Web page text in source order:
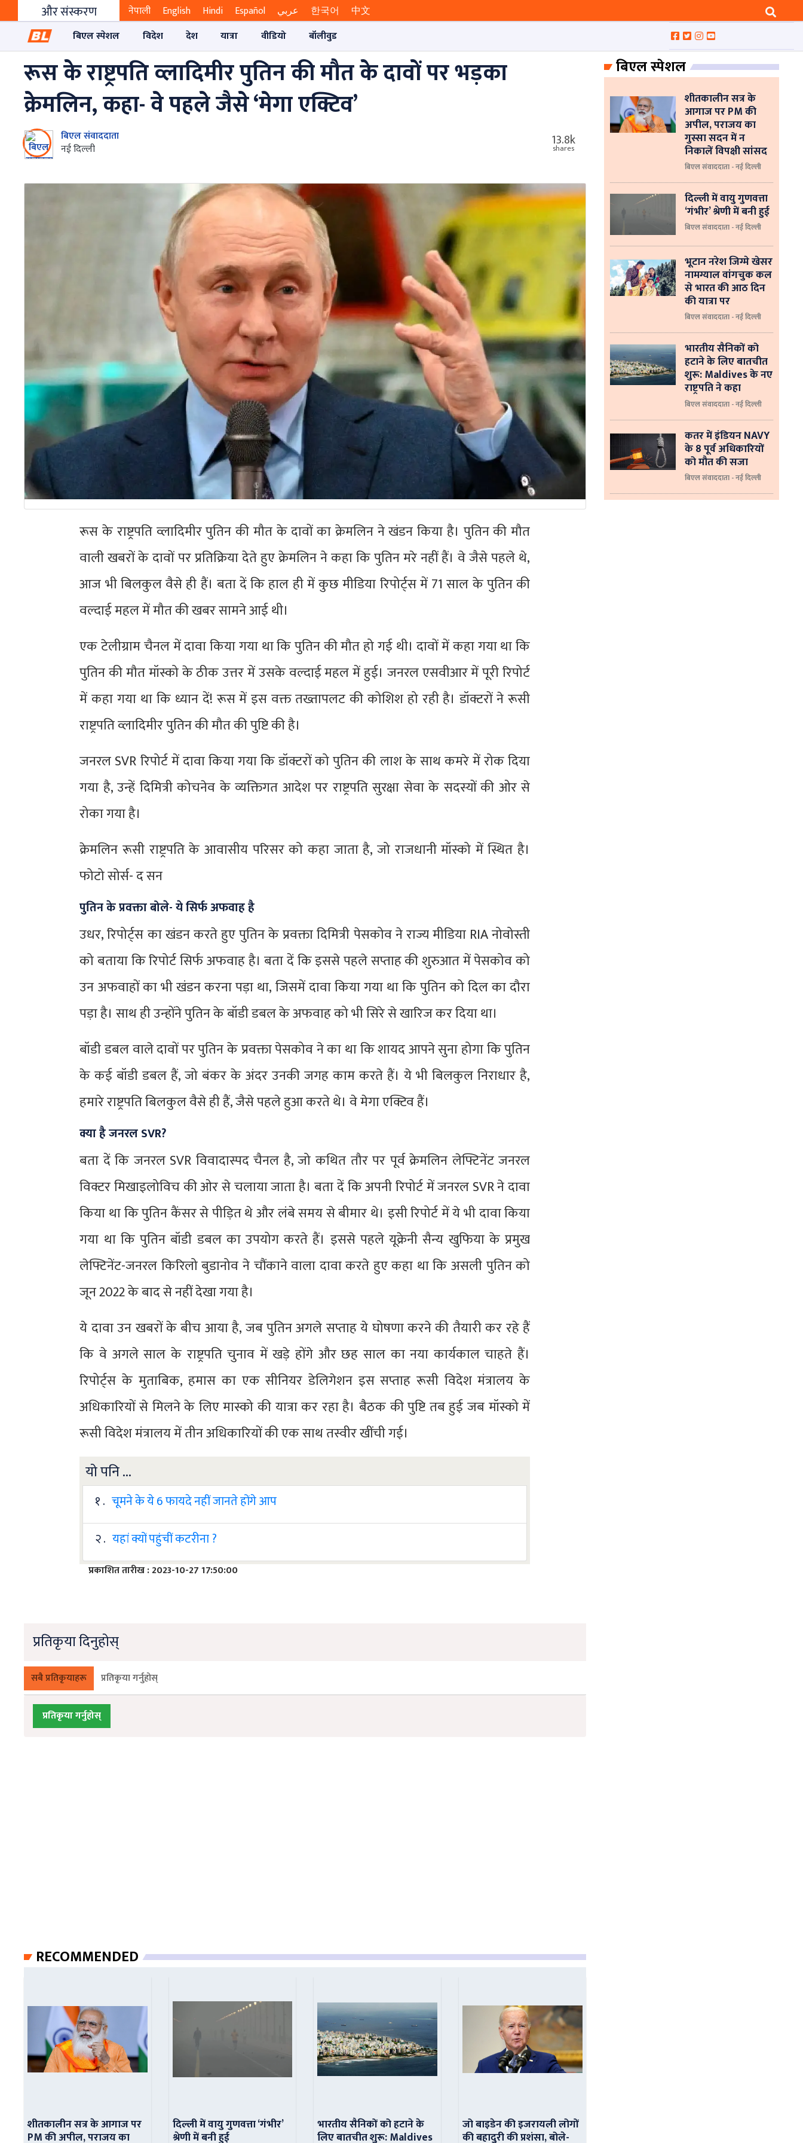
और संस्करण नेपाली English Hindi Español عربي 한국어
中文
बिएल स्पेशल
विदेश देश यात्रा वीडियो बॉलीवुड
रूस के राष्ट्रपति व्लादिमीर पुतिन की मौत के दावों पर भड़का
क्रेमलिन, कहा- वे पहले जैसे ‘मेगा एक्टिव’
बिएल संवाददाता
नई दिल्ली
13.8k
shares
रूस के राष्ट्रपति व्लादिमीर पुतिन की मौत के दावों का क्रेमलिन ने खंडन किया है। पुतिन की मौत
वाली खबरों के दावों पर प्रतिक्रिया देते हुए क्रेमलिन ने कहा कि पुतिन मरे नहीं हैं। वे जैसे पहले थे,
आज भी बिलकुल वैसे ही हैं। बता दें कि हाल ही में कुछ मीडिया रिपोर्ट्स में 71 साल के पुतिन की
वल्दाई महल में मौत की खबर सामने आई थी।
एक टेलीग्राम चैनल में दावा किया गया था कि पुतिन की मौत हो गई थी। दावों में कहा गया था कि
पुतिन की मौत मॉस्को के ठीक उत्तर में उसके वल्दाई महल में हुई। जनरल एसवीआर में पूरी रिपोर्ट
में कहा गया था कि ध्यान दें! रूस में इस वक्त तख्तापलट की कोशिश हो रही है। डॉक्टरों ने रूसी
राष्ट्रपति व्लादिमीर पुतिन की मौत की पुष्टि की है।
जनरल SVR रिपोर्ट में दावा किया गया कि डॉक्टरों को पुतिन की लाश के साथ कमरे में रोक दिया
गया है, उन्हें दिमित्री कोचनेव के व्यक्तिगत आदेश पर राष्ट्रपति सुरक्षा सेवा के सदस्यों की ओर से
रोका गया है।
क्रेमलिन रूसी राष्ट्रपति के आवासीय परिसर को कहा जाता है, जो राजधानी मॉस्को में स्थित है।
फोटो सोर्स- द सन
पुतिन के प्रवक्ता बोले- ये सिर्फ अफवाह है
उधर, रिपोर्ट्स का खंडन करते हुए पुतिन के प्रवक्ता दिमित्री पेसकोव ने राज्य मीडिया RIA नोवोस्ती
को बताया कि रिपोर्ट सिर्फ अफवाह है। बता दें कि इससे पहले सप्ताह की शुरुआत में पेसकोव को
उन अफवाहों का भी खंडन करना पड़ा था, जिसमें दावा किया गया था कि पुतिन को दिल का दौरा
पड़ा है। साथ ही उन्होंने पुतिन के बॉडी डबल के अफवाह को भी सिरे से खारिज कर दिया था।
बॉडी डबल वाले दावों पर पुतिन के प्रवक्ता पेसकोव ने का था कि शायद आपने सुना होगा कि पुतिन
के कई बॉडी डबल हैं, जो बंकर के अंदर उनकी जगह काम करते हैं। ये भी बिलकुल निराधार है,
हमारे राष्ट्रपति बिलकुल वैसे ही हैं, जैसे पहले हुआ करते थे। वे मेगा एक्टिव हैं।
क्या है जनरल SVR?
बता दें कि जनरल SVR विवादास्पद चैनल है, जो कथित तौर पर पूर्व क्रेमलिन लेफ्टिनेंट जनरल
विक्टर मिखाइलोविच की ओर से चलाया जाता है। बता दें कि अपनी रिपोर्ट में जनरल SVR ने दावा
किया था कि पुतिन कैंसर से पीड़ित थे और लंबे समय से बीमार थे। इसी रिपोर्ट में ये भी दावा किया
गया था कि पुतिन बॉडी डबल का उपयोग करते हैं। इससे पहले यूक्रेनी सैन्य खुफिया के प्रमुख
लेफ्टिनेंट-जनरल किरिलो बुडानोव ने चौंकाने वाला दावा करते हुए कहा था कि असली पुतिन को
जून 2022 के बाद से नहीं देखा गया है।
ये दावा उन खबरों के बीच आया है, जब पुतिन अगले सप्ताह ये घोषणा करने की तैयारी कर रहे हैं
कि वे अगले साल के राष्ट्रपति चुनाव में खड़े होंगे और छह साल का नया कार्यकाल चाहते हैं।
रिपोर्ट्स के मुताबिक, हमास का एक सीनियर डेलिगेशन इस सप्ताह रूसी विदेश मंत्रालय के
अधिकारियों से मिलने के लिए मास्को की यात्रा कर रहा है। बैठक की पुष्टि तब हुई जब मॉस्को में
रूसी विदेश मंत्रालय में तीन अधिकारियों की एक साथ तस्वीर खींची गई।
यो पनि ...
१ . चूमने के ये 6 फायदे नहीं जानते होंगे आप
२ . यहां क्यों पहुंचीं कटरीना ?
प्रकाशित तारीख : 2023-10-27 17:50:00
प्रतिकृया दिनुहोस्
सबै प्रतिकृयाहरू प्रतिकृया गर्नुहोस्
प्रतिकृया गर्नुहोस्
RECOMMENDED
शीतकालीन सत्र के आगाज पर
PM की अपील, पराजय का
दिल्ली में वायु गुणवत्ता ‘गंभीर’
श्रेणी में बनी हुई
भारतीय सैनिकों को हटाने के
लिए बातचीत शुरू: Maldives
जो बाइडेन की इजरायली लोगों
की बहादुरी की प्रशंसा, बोले-
बिएल स्पेशल
शीतकालीन सत्र के
आगाज पर PM की
अपील, पराजय का
गुस्सा सदन में न
निकालें विपक्षी सांसद
बिएल संवाददाता - नई दिल्ली
दिल्ली में वायु गुणवत्ता
‘गंभीर’ श्रेणी में बनी हुई
बिएल संवाददाता - नई दिल्ली
भूटान नरेश जिग्मे खेसर
नामग्याल वांगचुक कल
से भारत की आठ दिन
की यात्रा पर
बिएल संवाददाता - नई दिल्ली
भारतीय सैनिकों को
हटाने के लिए बातचीत
शुरू: Maldives के नए
राष्ट्रपति ने कहा
बिएल संवाददाता - नई दिल्‍ली
कतर में इंडियन NAVY
के 8 पूर्व अधिकारियों
को मौत की सजा
बिएल संवाददाता - नई दिल्ली